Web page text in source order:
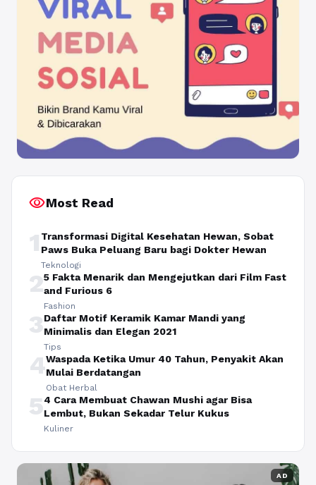
visibilityMost Read
1 Transformasi Digital Kesehatan Hewan, Sobat
Paws Buka Peluang Baru bagi Dokter Hewan
Teknologi
25 Fakta Menarik dan Mengejutkan dari Film Fast
and Furious 6
Fashion
3Daftar Motif Keramik Kamar Mandi yang
Minimalis dan Elegan 2021
Tips
4Waspada Ketika Umur 40 Tahun, Penyakit Akan
Mulai Berdatangan
Obat Herbal
54 Cara Membuat Chawan Mushi agar Bisa
Lembut, Bukan Sekadar Telur Kukus
Kuliner
AD